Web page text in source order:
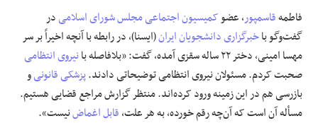
جهان
اجتماعی
حوادث
علوم و فن آوری
فاطمهقاسمپور، عضوکمیسیون اجتماعی مجلس شورای اسلامیدر
گفت‌وگو باخبرگزاری دانشجویان ایران(ایسنا)، در رابطه با آنچه اخیراً بر سر
مهسا امینی، دختر ۲۲ ساله سقزی آمده، گفت: «بلافاصله با
نیروی انتظامی
صحبت کردم. مسئولان نیروی انتظامی توضیحاتی دادند.پزشکی قانونیو
بازرسی هم در این زمینه ورود کرده‌اند. منتظر گزارش مراجع قضایی هستیم.
مسأله آن است که آن‌چه رقم خورده، به هر علت،قابل اغماضنیست».